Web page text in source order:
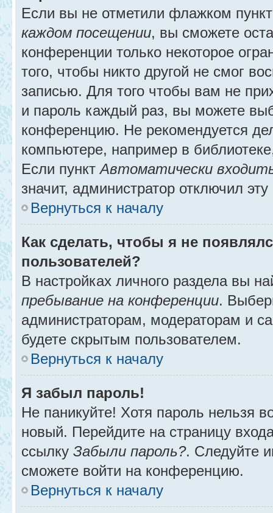
Если вы не отметили флажком
каждом посещении, вы сможете
конференции только некоторое
того, чтобы никто другой не смог
записью. Для того чтобы вам не
и пароль каждый раз, вы можете
конференцию. Не рекомендуется
компьютере, например в
Если пунктАвтоматически
значит, администратор отключил
Вернуться к началу
Как сделать, чтобы я не
пользователей?
В настройках личного раздела вы
пребывание на конференции.
администраторам, модераторам и
будете скрытым пользователем.
Вернуться к началу
Я забыл пароль!
Не паникуйте! Хотя пароль нельзя
новый. Перейдите на страницу
ссылку Забыли пароль?. Следуйте
сможете войти на конференцию.
Вернуться к началу